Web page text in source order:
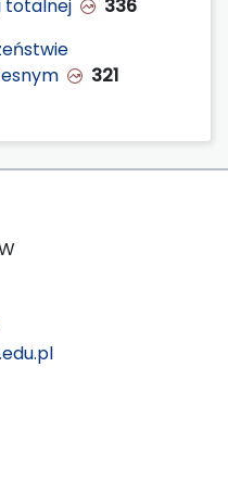
totalnej
336
321